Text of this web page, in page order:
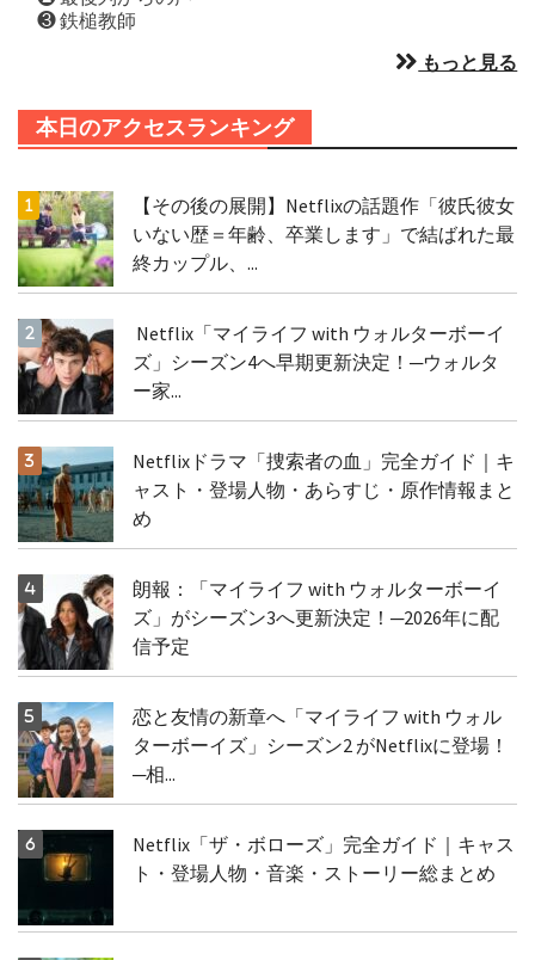
❸ 鉄槌教師
もっと見る
本日のアクセスランキング
【その後の展開】Netflixの話題作「彼氏彼女
いない歴＝年齢、卒業します」で結ばれた最
終カップル、...
Netflix「マイライフ with ウォルターボーイ
ズ」シーズン4へ早期更新決定！─ウォルタ
ー家...
Netflixドラマ「捜索者の血」完全ガイド｜キ
ャスト・登場人物・あらすじ・原作情報まと
め
朗報：「マイライフ with ウォルターボーイ
ズ」がシーズン3へ更新決定！─2026年に配
信予定
恋と友情の新章へ「マイライフ with ウォル
ターボーイズ」シーズン2 がNetflixに登場！
─相...
Netflix「ザ・ボローズ」完全ガイド｜キャス
ト・登場人物・音楽・ストーリー総まとめ